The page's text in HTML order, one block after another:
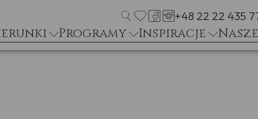
+48 22 22 435
Programy Inspiracje